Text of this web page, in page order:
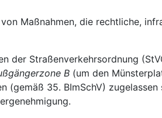
Maßnahmen, die rechtliche,
der Straßenverkehrsordnung
B (um den
(gemäß 35. BImSchV)